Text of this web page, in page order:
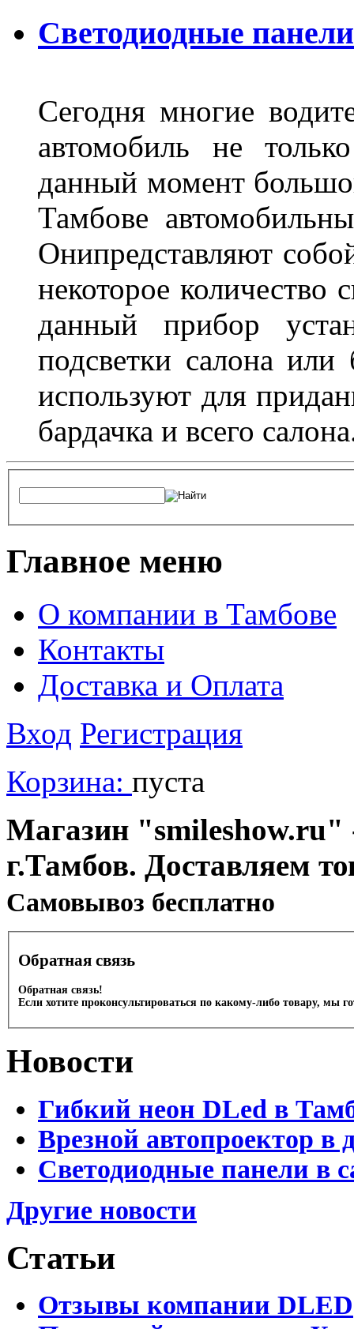
Светодиодные
Сегодня многие
автомобиль не
данный момент
Тамбове
Онипредставляют
некоторое количество
данный прибор
подсветки салона
используют для
бардачка и всего
Главное меню
О компании в Тамбове
Контакты
Доставка и Оплата
Вход Регистрация
Корзина: пуста
Магазин "smileshow.ru"
г.Тамбов. Доставляем
Cамовывоз бесплатно
Обратная связь
Обратная связь!
Если хотите проконсультироваться по какому-либо товару, мы
Новости
Гибкий неон DLed в
Врезной автопроектор в
Светодиодные панели в
Другие новости
Статьи
Отзывы компании DLED